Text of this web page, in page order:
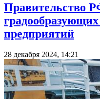
Правительство
предприятий
28 декабря 2024, 14:21